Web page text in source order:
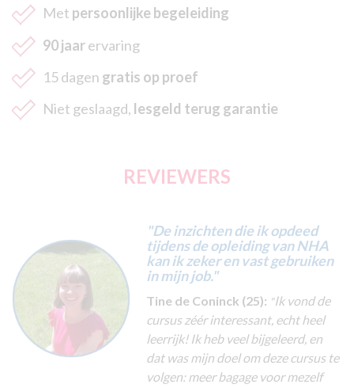
Met persoonlijke begeleiding
90 jaarervaring
15 dagen gratis op proef
Niet geslaagd, lesgeld terug garantie
REVIEWERS
"De inzichten die ik opdeed
tijdens de opleiding van NHA
kan ik zeker en vast gebruiken
in mijn job."
Tine de Coninck (25): "Ik vond de
cursus zéér interessant, echt heel
leerrijk! Ik heb veel bijgeleerd, en
dat was mijn doel om deze cursus te
volgen: meer bagage voor mezelf